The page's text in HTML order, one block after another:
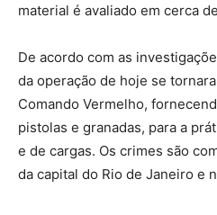
material é avaliado em cerca
De acordo com as
da operação de hoje se
Comando Vermelho,
pistolas e granadas, para a
e de cargas. Os crimes são
da capital do Rio de Janeiro e